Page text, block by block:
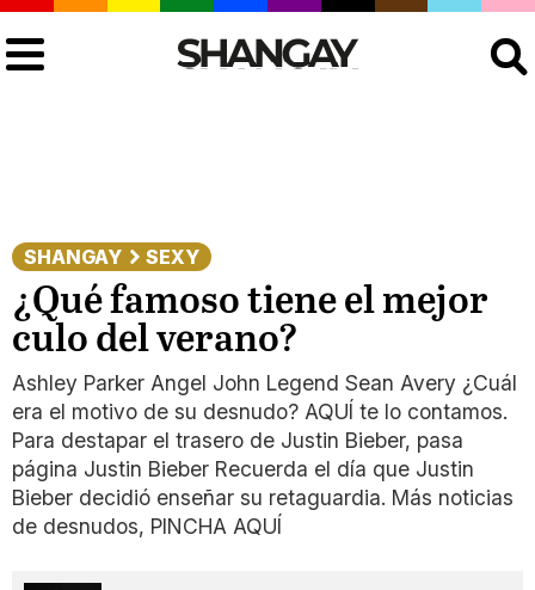
SHANGAY SEXY
¿Qué famoso tiene el mejor
culo del verano?
Ashley Parker Angel John Legend Sean Avery ¿Cuál
era el motivo de su desnudo? AQUÍ te lo contamos.
Para destapar el trasero de Justin Bieber, pasa
página Justin Bieber Recuerda el día que Justin
Bieber decidió enseñar su retaguardia. Más noticias
de desnudos, PINCHA AQUÍ